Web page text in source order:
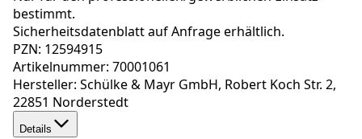
bestimmt.
Sicherheitsdatenblatt auf Anfrage erhältlich.
PZN: 12594915
Artikelnummer: 70001061
Hersteller: Schülke & Mayr GmbH, Robert Koch Str. 2,
22851 Norderstedt
Details